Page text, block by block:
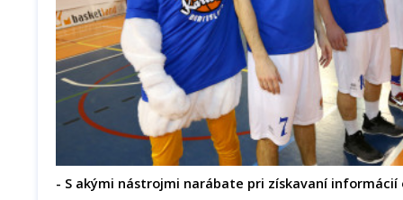
- S akými nástrojmi narábate pri získavaní informácií